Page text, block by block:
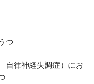
つ
自律神経失調症）にお